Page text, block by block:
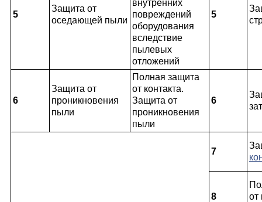
5
Защита от
оседающей пыли
внутренних
повреждений
оборудования
вследствие
пылевых
отложений
5
6
Защита от
проникновения
пыли
Полная защита
от контакта.
Защита от
проникновения
пыли
6
7
8
от